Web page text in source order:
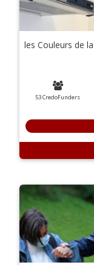
les Couleurs de
53 CredoFunders